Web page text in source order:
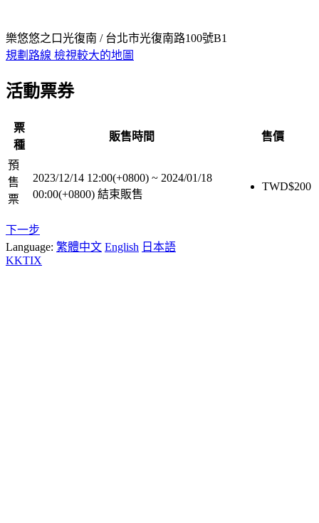
樂悠悠之口光復南 / 台北市光復南路100號B1
規劃路線 檢視較大的地圖
活動票券
票
種
販售時間 售價
預
售
票
2023/12/14 12:00(+0800) ~ 2024/01/18
00:00(+0800) 結束販售
TWD$200
下一步
Language: 繁體中文 English 日本語
KKTIX